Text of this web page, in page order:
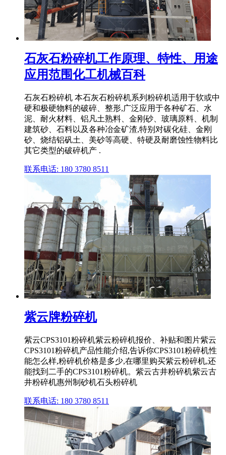
石灰石粉碎机工作原理、特性、用途
应用范围化工机械百科
石灰石粉碎机 本石灰石粉碎机系列粉碎机适用于软或中
硬和极硬物料的破碎、整形,广泛应用于各种矿石、水
泥、耐火材料、铝凡土熟料、金刚砂、玻璃原料、机制
建筑砂、石料以及各种冶金矿渣,特别对碳化硅、金刚
砂、烧结铝矾土、美砂等高硬、特硬及耐磨蚀性物料比
其它类型的破碎机产 .
联系电话: 180 3780 8511
紫云牌粉碎机
紫云CPS3101粉碎机紫云粉碎机报价、补贴和图片紫云
CPS3101粉碎机产品性能介绍,告诉你CPS3101粉碎机性
能怎么样,粉碎机价格是多少,在哪里购买紫云粉碎机,还
能找到二手的CPS3101粉碎机。紫云古井粉碎机紫云古
井粉碎机惠州制砂机石头粉碎机
联系电话: 180 3780 8511